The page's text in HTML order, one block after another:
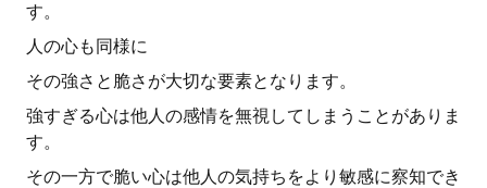
す。
人の心も同様に
その強さと脆さが大切な要素となります。
強すぎる心は他人の感情を無視してしまうことがありま
す。
その一方で脆い心は他人の気持ちをより敏感に察知でき